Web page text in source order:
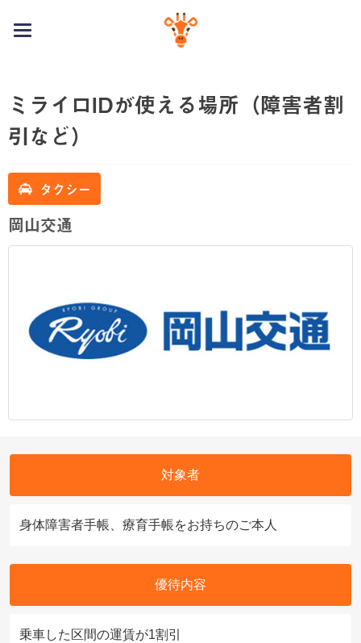
toggle
ミライロIDが使える場所（障害者割
引など）
タクシー
岡山交通
対象者
身体障害者手帳、療育手帳をお持ちのご本人
優待内容
乗車した区間の運賃が1割引